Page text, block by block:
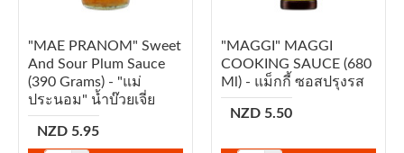
"MAE PRANOM" Sweet
And Sour Plum Sauce
(390 Grams) - "แม่
ประนอม" น้ำบ๊วยเจี่ย
NZD 5.95
"MAGGI" MAGGI
COOKING SAUCE (680
Ml) - แม็กกี้ ซอสปรุงรส
NZD 5.50